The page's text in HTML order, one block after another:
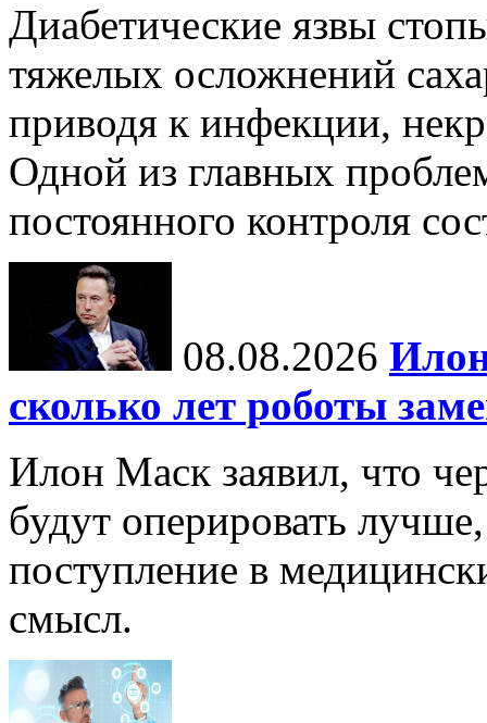
Диабетические язвы
тяжелых осложнений
приводя к инфекции,
Одной из главных
постоянного контроля
08.08.2026
сколько лет роботы
Илон Маск заявил, что
будут оперировать
поступление в
смысл.